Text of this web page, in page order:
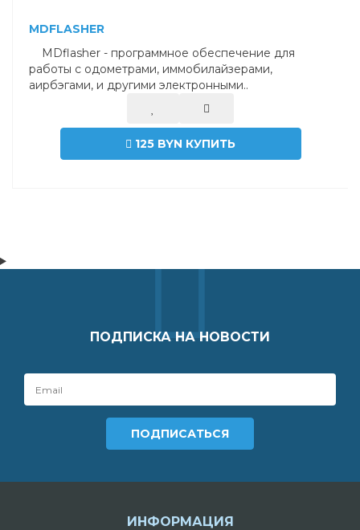
MDFLASHER
MDflasher - программное обеспечение для
работы с одометрами, иммобилайзерами,
аирбэгами, и другими электронными..
125 BYN КУПИТЬ
ПОДПИСКА НА НОВОСТИ
ИНФОРМАЦИЯ